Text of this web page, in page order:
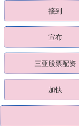
接到
宣布
三亚股票配资
加快